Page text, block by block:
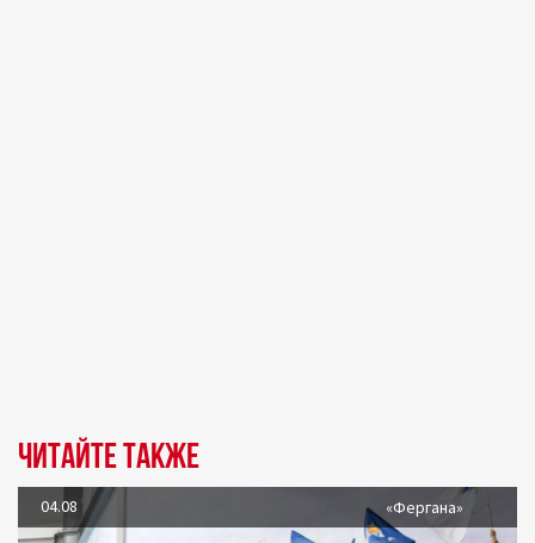
Читайте также
04.08 «Фергана»